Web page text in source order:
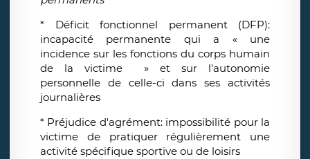
* Déficit fonctionnel permanent (DFP):
incapacité permanente qui a « une
incidence sur les fonctions du corps humain
de la victime » et sur l'autonomie
personnelle de celle-ci dans ses activités
journalières
* Préjudice d'agrément: impossibilité pour la
victime de pratiquer régulièrement une
activité spécifique sportive ou de loisirs